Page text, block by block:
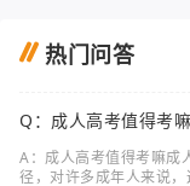
热门问答
Q：成人高考值得考嘛
A：成人高考值得考嘛成
径，对许多成年人来说